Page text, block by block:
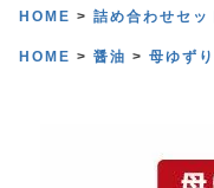
かねよ
HOME 詰め合わせセッ
HOME 醤油 母ゆず